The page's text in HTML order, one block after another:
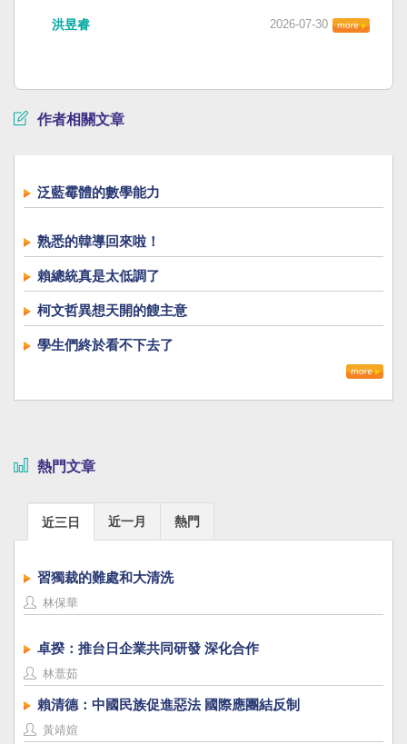
洪昱睿 2026-07-30
作者相關文章
泛藍霉體的數學能力
熟悉的韓導回來啦！
賴總統真是太低調了
柯文哲異想天開的餿主意
學生們終於看不下去了
熱門文章
近三日 近一月 熱門
習獨裁的難處和大清洗
林保華
卓揆：推台日企業共同研發 深化合作
林薏茹
賴清德：中國民族促進惡法 國際應團結反制
黃靖媗